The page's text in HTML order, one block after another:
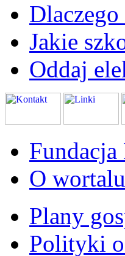
Jakie
Oddaj
Fundacja
O
Plany
Polityki